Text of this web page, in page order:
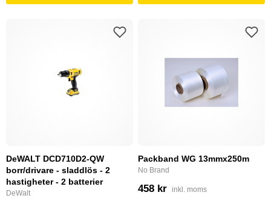
DeWALT DCD710D2-QW
borr/drivare - sladdlös - 2
hastigheter - 2 batterier
DeWalt
Packband WG 13mmx250m
No Brand
458 kr inkl. moms